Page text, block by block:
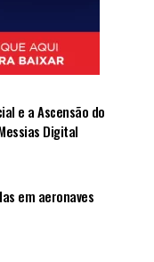
e a Ascensão do
Digital
em aeronaves